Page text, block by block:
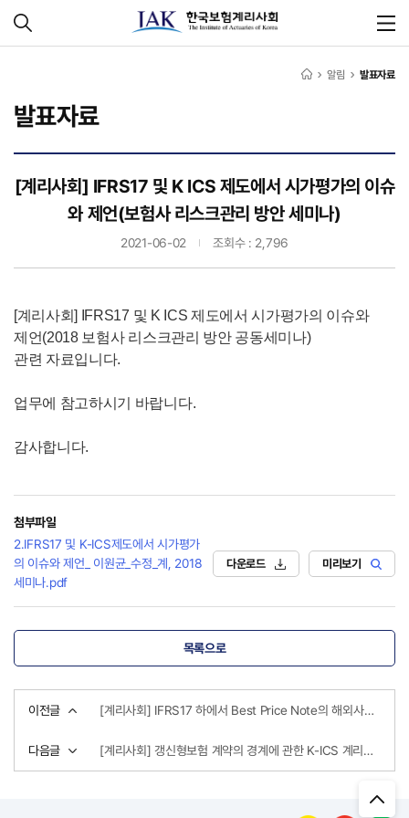
알림 발표자료
발표자료
[계리사회] IFRS17 및 K ICS 제도에서 시가평가의 이슈
와 제언(보험사 리스크관리 방안 세미나)
2021-06-02 조회수 : 2,796
[계리사회] IFRS17 및 K ICS 제도에서 시가평가의 이슈와
제언(2018 보험사 리스크관리 방안 공동세미나)
관련 자료입니다.
업무에 참고하시기 바랍니다.
감사합니다.
첨부파일
2.IFRS17 및 K-ICS제도에서 시가평가
의 이슈와 제언_ 이원균_수정_계, 2018
세미나.pdf
다운로드 미리보기
목록으로
이전글 [계리사회] IFRS17 하에서 Best Price Note의 해외사례와 국내적용의 제언(보험사 리스크관리 방안 세미나)
다음글 [계리사회] 갱신형보험 계약의 경계에 관한 K-ICS 계리실무 사례조사 보고서 (2019 정기총회)